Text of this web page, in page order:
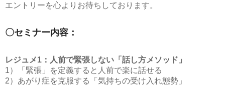
エントリーを心よりお待ちしております。
〇セミナー内容：
レジュメ1：人前で緊張しない「話し方メソッド」
1）「緊張」を定義すると人前で楽に話せる
2）あがり症を克服する「気持ちの受け入れ態勢」